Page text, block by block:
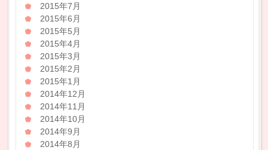
2015年7月
2015年6月
2015年5月
2015年4月
2015年3月
2015年2月
2015年1月
2014年12月
2014年11月
2014年10月
2014年9月
2014年8月